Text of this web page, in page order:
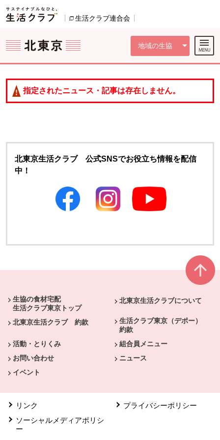
ページの先頭です。
生活クラブ連合会
地域の生協
ここからサイト内共通メニューです。
サイト内共通メニューをスキップする
サイト内共通メニューここまで。
指定されたニュース・記事は存在しません。
北東京生活クラブ 公式SNSでお役立ち情報を配信
中！
生協の食材宅配
生活クラブ東京トップ
北東京生活クラブについて
北東京生活クラブ 約款
生活クラブ東京（デポー）
約款
活動・とりくみ
組合員メニュー
お問い合わせ
ニュース
イベント
リンク
プライバシーポリシー
ソーシャルメディアポリシ
ー